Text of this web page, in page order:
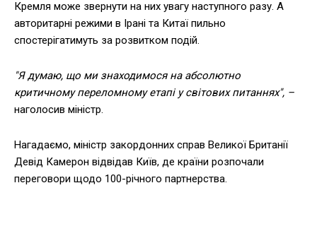
Кремля може звернути на них увагу наступного разу. А
авторитарні режими в Ірані та Китаї пильно
спостерігатимуть за розвитком подій.
"Я думаю, що ми знаходимося на абсолютно
критичному переломному етапі у світових питаннях", –
наголосив міністр.
Нагадаємо, міністр закордонних справ Великої Британії
Девід Камерон відвідав Київ, де країни розпочали
переговори щодо 100-річного партнерства.